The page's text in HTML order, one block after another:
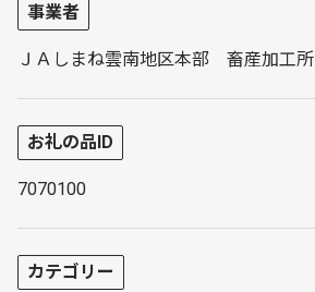
事業者
ＪＡしまね雲南地区本部 畜産加工所
お礼の品ID
7070100
カテゴリー